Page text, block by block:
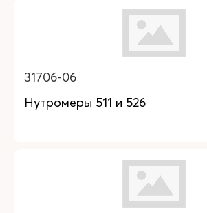
31706-06
Нутромеры 511 и 526